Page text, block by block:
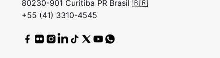
80230-901 Curitiba PR Brasil 🇧🇷
+55 (41) 3310-4545